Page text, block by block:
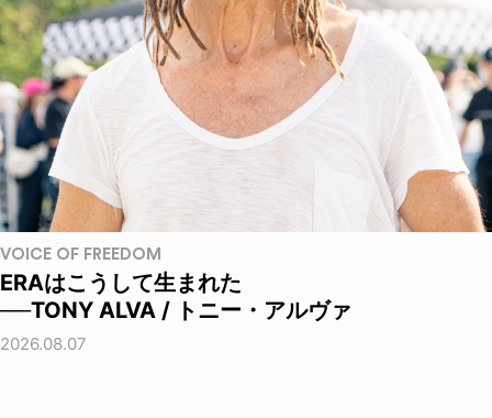
VOICE OF FREEDOM
ERAはこうして生まれた
──TONY ALVA / トニー・アルヴァ
2026.08.07